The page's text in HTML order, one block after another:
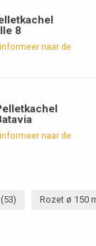
8
naar de
naar de
(53) Rozet ø 150